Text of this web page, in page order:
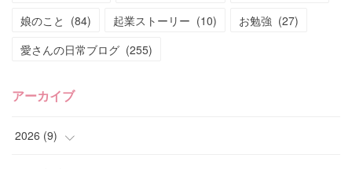
娘のこと (84) 起業ストーリー (10) お勉強 (27)
愛さんの日常ブログ (255)
アーカイブ
2026 (9)